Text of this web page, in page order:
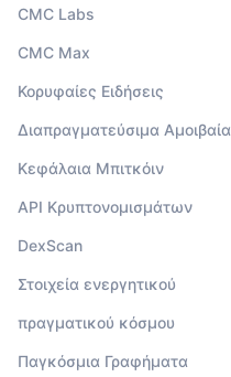
CMC Labs
CMC Max
Κορυφαίες Ειδήσεις
Διαπραγματεύσιμα Αμοιβαία
Κεφάλαια Μπιτκόιν
API Κρυπτονομισμάτων
DexScan
Στοιχεία ενεργητικού
πραγματικού κόσμου
Παγκόσμια Γραφήματα